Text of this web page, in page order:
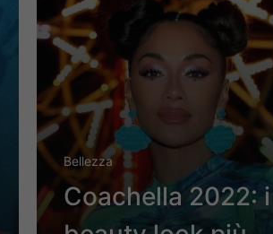
Bellezza
Coachella 2022: i